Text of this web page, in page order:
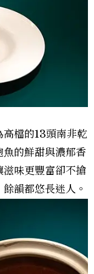
檔的13頭南非乾
的鮮甜與濃郁香
味更豐富卻不搶
韻都悠長迷人。